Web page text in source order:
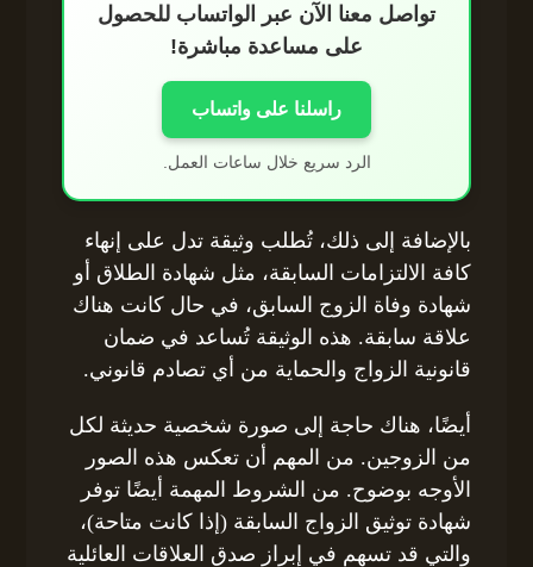
تواصل معنا الآن عبر الواتساب للحصول
على مساعدة مباشرة!
راسلنا على واتساب
الرد سريع خلال ساعات العمل.
بالإضافة إلى ذلك، تُطلب وثيقة تدل على إنهاء
كافة الالتزامات السابقة، مثل شهادة الطلاق أو
شهادة وفاة الزوج السابق، في حال كانت هناك
علاقة سابقة. هذه الوثيقة تُساعد في ضمان
قانونية الزواج والحماية من أي تصادم قانوني.
أيضًا، هناك حاجة إلى صورة شخصية حديثة لكل
من الزوجين. من المهم أن تعكس هذه الصور
الأوجه بوضوح. من الشروط المهمة أيضًا توفر
شهادة توثيق الزواج السابقة (إذا كانت متاحة)،
والتي قد تسهم في إبراز صدق العلاقات العائلية